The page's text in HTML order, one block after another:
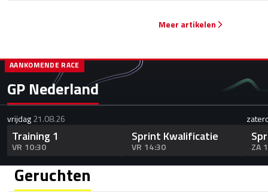
Meer artikelen
GP Nederland
AANKOMENDE RACE
vrijdag21.08.26
Training 1
VR 10:30
Sprint Kwalificatie
VR 14:30 ZA
Geruchten